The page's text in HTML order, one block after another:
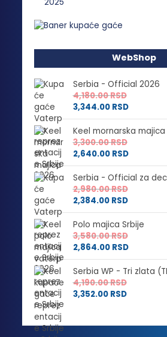
WebShop
Serbia - Official 2026
4,180.00RSD
3,344.00 RSD
Keel mornarska majica
3,300.00RSD
2,640.00 RSD
Serbia - Official za
2,980.00RSD
2,384.00 RSD
Polo majica Srbije
3,580.00RSD
2,864.00 RSD
Serbia WP - Tri zlata
4,190.00RSD
3,352.00 RSD